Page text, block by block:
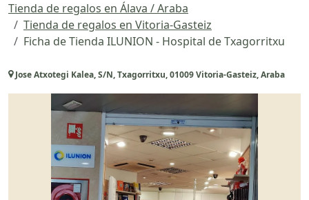
Tienda de regalos en Álava / Araba
Tienda de regalos en Vitoria-Gasteiz
Ficha de Tienda ILUNION - Hospital de Txagorritxu
Jose Atxotegi Kalea, S/N, Txagorritxu, 01009 Vitoria-Gasteiz, Araba